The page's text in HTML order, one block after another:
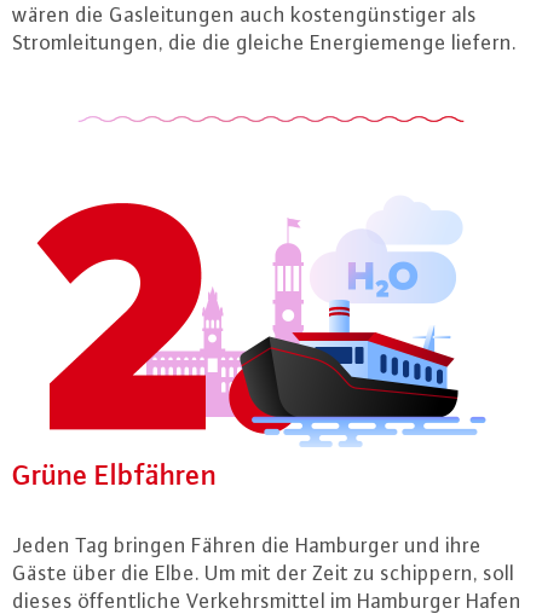
wären die Gas­lei­tun­gen auch kos­ten­güns­ti­ger als
Strom­lei­tun­gen, die die gleiche En­er­gie­men­ge liefern.
Grüne Elbfähren
Jeden Tag bringen Fähren die Hamburger und ihre
Gäste über die Elbe. Um mit der Zeit zu schippern, soll
dieses öf­fent­li­che Ver­kehrs­mit­tel im Hamburger Hafen